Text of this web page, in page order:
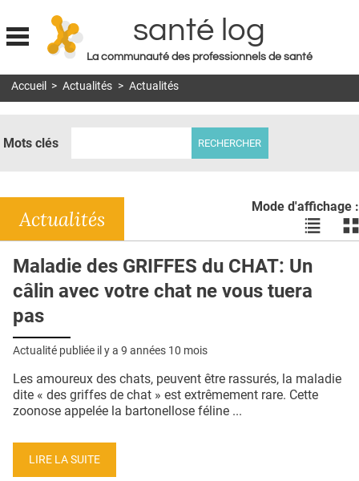
Jump to navigation
santé log
La communauté des professionnels de santé
MON COMPTE
DOSSIERS
RÉSEAUX
E-REVUE SAD
L'APP
PUBLICITÉ
CONTACT
Accueil > Actualités > Actualités
Mots clés
Mode d'affichage :
Voir
les
en
liste
les
Actualités
Maladie des GRIFFES du CHAT: Un
câlin avec votre chat ne vous tuera
pas
Actualité publiée il y a 9 années 10 mois
Les amoureux des chats, peuvent être rassurés, la maladie
dite « des griffes de chat » est extrêmement rare. Cette
zoonose appelée la bartonellose féline ...
LIRE LA SUITE